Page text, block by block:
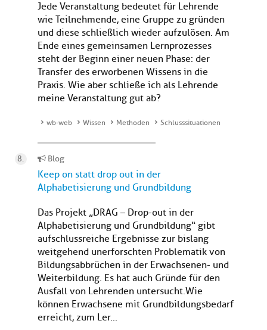
Jede Veranstaltung bedeutet für Lehrende
wie Teilnehmende, eine Gruppe zu gründen
und diese schließlich wieder aufzulösen. Am
Ende eines gemeinsamen Lernprozesses
steht der Beginn einer neuen Phase: der
Transfer des erworbenen Wissens in die
Praxis. Wie aber schließe ich als Lehrende
meine Veranstaltung gut ab?
wb-web Wissen Methoden Schlusssituationen
Blog
Keep on statt drop out in der
Alphabetisierung und Grundbildung
Das Projekt „DRAG – Drop-out in der
Alphabetisierung und Grundbildung“ gibt
aufschlussreiche Ergebnisse zur bislang
weitgehend unerforschten Problematik von
Bildungsabbrüchen in der Erwachsenen- und
Weiterbildung. Es hat auch Gründe für den
Ausfall von Lehrenden untersucht.Wie
können Erwachsene mit Grundbildungsbedarf
erreicht, zum Ler...